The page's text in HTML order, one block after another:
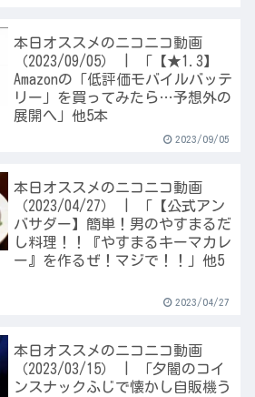
本日オススメのニコニコ動画
（2023/09/05） | 「【★1.3】
Amazonの「低評価モバイルバッテ
リー」を買ってみたら…予想外の
展開へ」他5本
2023/09/05
本日オススメのニコニコ動画
（2023/04/27） | 「【公式アン
バサダー】簡単！男のやすまるだ
し料理！！『やすまるキーマカレ
ー』を作るぜ！マジで！！」他5
2023/04/27
本日オススメのニコニコ動画
（2023/03/15） | 「夕闇のコイ
ンスナックふじで懐かし自販機う